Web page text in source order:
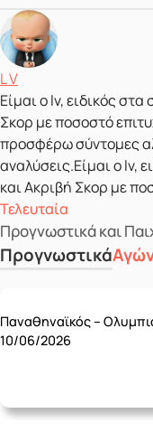
Τελευταία
Προγνωστικά και
Προγνωστικά
Παναθηναϊκός –
10/06/2026
Δημοσιεύτηκε από
L V
Είμαι ο lv, ειδικός
Σκορ με ποσοστό
προσφέρω σύντομες
αναλύσεις.Είμαι ο lv,
και Ακριβή Σκορ με